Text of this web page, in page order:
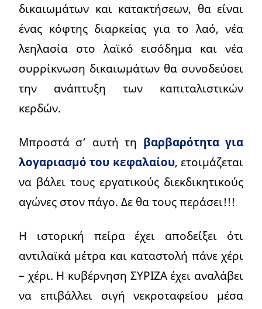
δικαιωμάτων και κατακτήσεων, θα είναι
ένας κόφτης διαρκείας για το λαό, νέα
λεηλασία στο λαϊκό εισόδημα και νέα
συρρίκνωση δικαιωμάτων θα συνοδεύσει
την ανάπτυξη των καπιταλιστικών
κερδών.
Μπροστά σ’ αυτή τη βαρβαρότητα για
λογαριασμό του κεφαλαίου, ετοιμάζεται
να βάλει τους εργατικούς διεκδικητικούς
αγώνες στον πάγο. Δε θα τους περάσει!!!
Η ιστορική πείρα έχει αποδείξει ότι
αντιλαϊκά μέτρα και καταστολή πάνε χέρι
– χέρι. Η κυβέρνηση ΣΥΡΙΖΑ έχει αναλάβει
να επιβάλλει σιγή νεκροταφείου μέσα